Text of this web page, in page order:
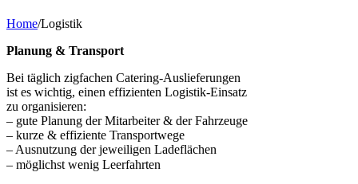
Home/Logistik
Planung & Transport
Bei täglich zigfachen Catering-Auslieferungen
ist es wichtig, einen effizienten Logistik-Einsatz
zu organisieren:
– gute Planung der Mitarbeiter & der Fahrzeuge
– kurze & effiziente Transportwege
– Ausnutzung der jeweiligen Ladeflächen
– möglichst wenig Leerfahrten